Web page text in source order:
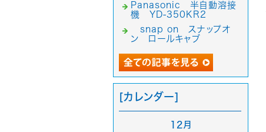
Panasonic 半自動溶接
機 YD-350KR2
snap on スナップオ
ン ロールキャブ
[カレンダー]
12月